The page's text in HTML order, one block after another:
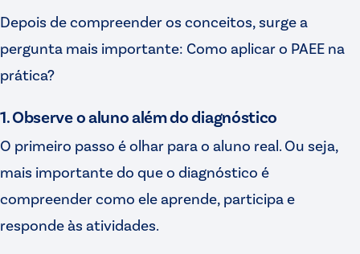
Depois de compreender os conceitos, surge a
pergunta mais importante: Como aplicar o PAEE na
prática?
1. Observe o aluno além do diagnóstico
O primeiro passo é olhar para o aluno real. Ou seja,
mais importante do que o diagnóstico é
compreender como ele aprende, participa e
responde às atividades.